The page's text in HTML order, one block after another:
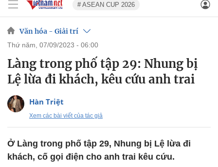
# ASEAN CUP 2026
Văn hóa - Giải trí
thứ năm, 07/09/2023 - 06:00
Làng trong phố tập 29: Nhung bị
Lệ lừa đi khách, kêu cứu anh trai
Hàn Triệt
Xem các bài viết của tác giả
Ở Làng trong phố tập 29, Nhung bị Lệ lừa đi
khách, cố gọi điện cho anh trai kêu cứu.